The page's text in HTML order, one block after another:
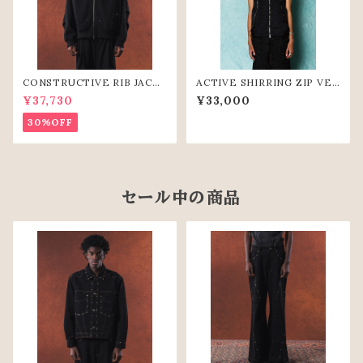
CONSTRUCTIVE RIB JACK
ET（BLK）
¥37,730
30%OFF
ACTIVE SHIRRING ZIP VES
T(BLK)
¥33,000
セール中の商品